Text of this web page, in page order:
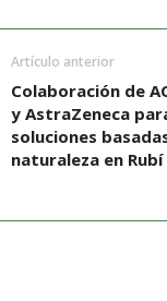
Artículo anterior
Colaboración de
y AstraZeneca
soluciones
naturaleza en Rubí